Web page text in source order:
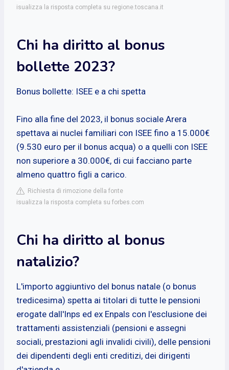
isualizza la risposta completa su regione.toscana.it
Chi ha diritto al bonus
bollette 2023?
Bonus bollette: ISEE e a chi spetta
Fino alla fine del 2023, il bonus sociale Arera
spettava ai nuclei familiari con ISEE fino a 15.000€
(9.530 euro per il bonus acqua) o a quelli con ISEE
non superiore a 30.000€, di cui facciano parte
almeno quattro figli a carico.
Richiesta di rimozione della fonte
isualizza la risposta completa su forbes.com
Chi ha diritto al bonus
natalizio?
L'importo aggiuntivo del bonus natale (o bonus
tredicesima) spetta ai titolari di tutte le pensioni
erogate dall'Inps ed ex Enpals con l'esclusione dei
trattamenti assistenziali (pensioni e assegni
sociali, prestazioni agli invalidi civili), delle pensioni
dei dipendenti degli enti creditizi, dei dirigenti